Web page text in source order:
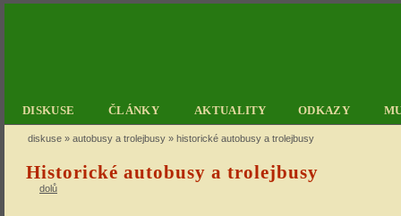
DISKUSE ČLÁNKY AKTUALITY ODKAZY
diskuse » autobusy a trolejbusy » historické autobusy a trolejbusy
Historické autobusy a trolejbusy
dolů